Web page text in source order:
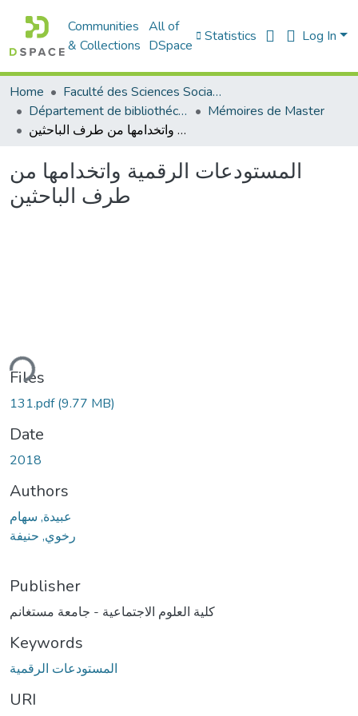
Communities
& Collections
All of
DSpace
Statistics Log In
Home
Faculté des Sciences Sociales
Département de bibliothéconomie
Mémoires de Master
المستودعات الرقمية واتخدامها من طرف الباحثين
المستودعات الرقمية واتخدامها من
طرف الباحثين
Files
131.pdf(9.77 MB)
Date
2018
Authors
عبيدة, سهام
رخوي, حنيفة
Publisher
كلية العلوم الاجتماعية - جامعة مستغانم
Keywords
المستودعات الرقمية
URI